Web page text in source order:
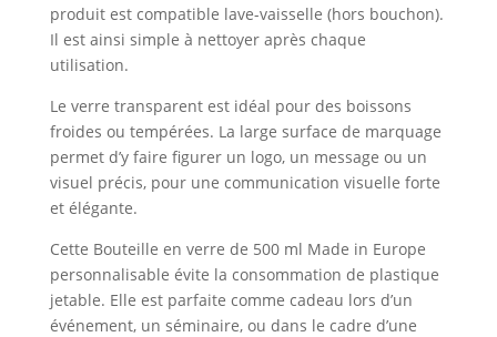
produit est compatible lave-vaisselle (hors bouchon).
Il est ainsi simple à nettoyer après chaque
utilisation.
Le verre transparent est idéal pour des boissons
froides ou tempérées. La large surface de marquage
permet d’y faire figurer un logo, un message ou un
visuel précis, pour une communication visuelle forte
et élégante.
Cette Bouteille en verre de 500 ml Made in Europe
personnalisable évite la consommation de plastique
jetable. Elle est parfaite comme cadeau lors d’un
événement, un séminaire, ou dans le cadre d’une